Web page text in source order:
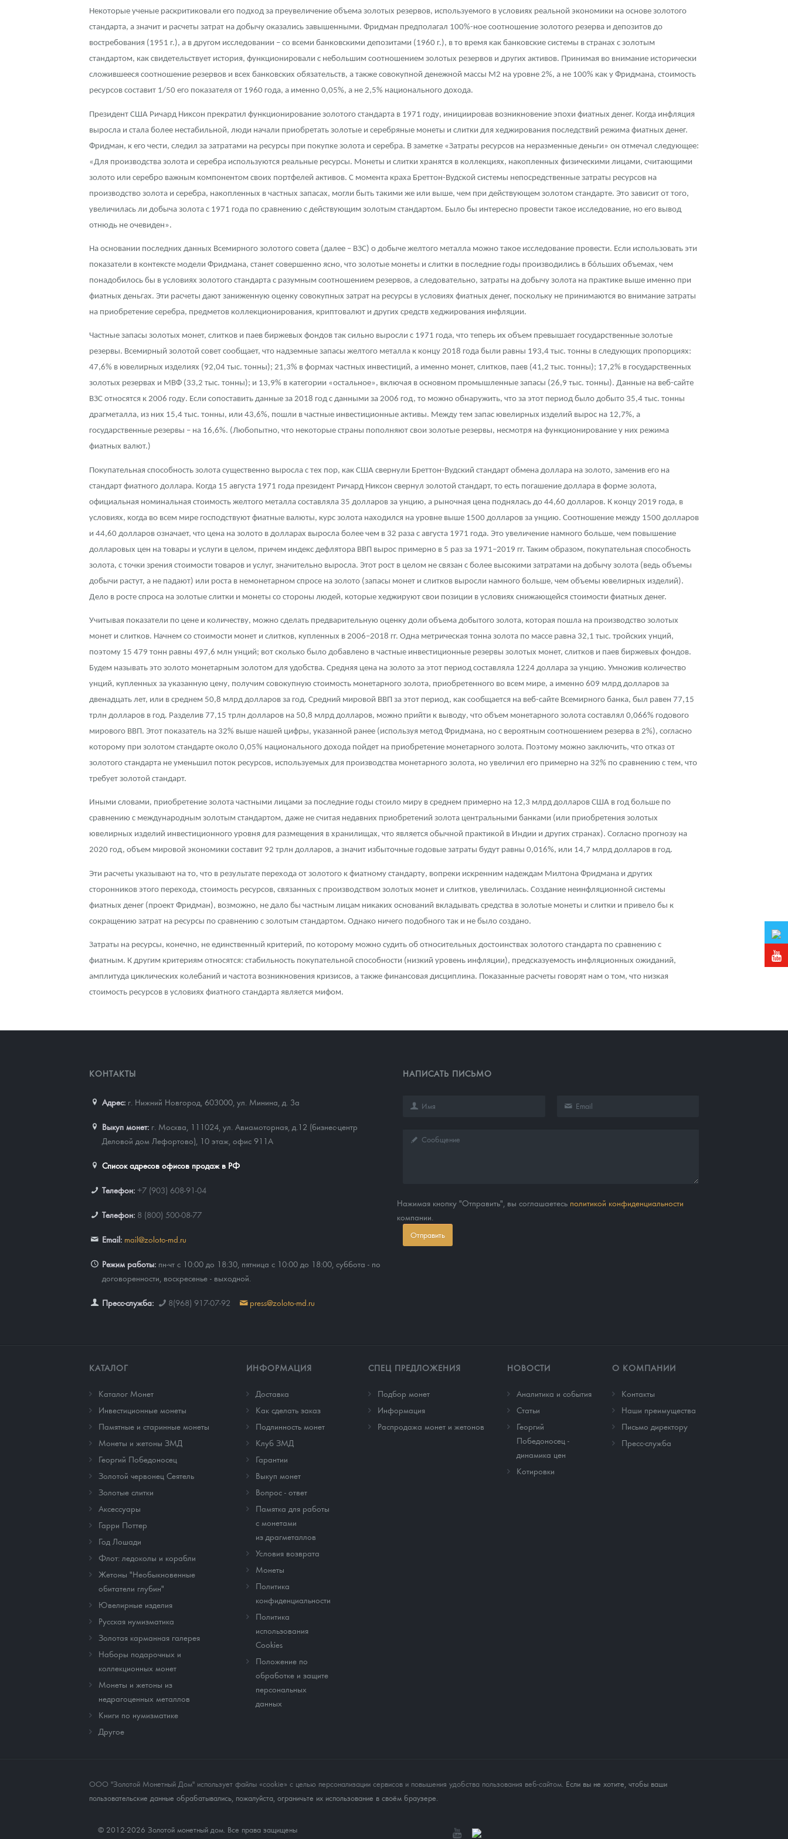
Золотой червонец Сеятель
Аксессуары
Год Лошади
Жетоны "Необыкновенные обитатели глубин"
Ювелирные изделия
Русская нумизматика
Наборы подарочных и коллекционных монет
Монеты и жетоны из недрагоценных металлов
Книги по нумизматике
Выкуп монет
Памятка для работы с монетами из драгметаллов
Монеты
Политика использования Cookies
Положение по обработке и защите персональных данных
Распродажа монет и жетонов
Итоги 2025 года. Прогноз курсов золота, серебра, платины на 2026 год
Cтатьи
Курс золота и серебра
Скупка слитков
Контакты
Наши преимущества
Пресс-служба
Некоторые ученые раскритиковали его подход за преувеличение объема золотых резервов, используемого в условиях реальной экономики на основе золотого
стандарта, а значит и расчеты затрат на добычу оказались завышенными. Фридман предполагал 100%-ное соотношение золотого резерва и депозитов до
востребования (1951 г.), а в другом исследовании – со всеми банковскими депозитами (1960 г.), в то время как банковские системы в странах с золотым
стандартом, как свидетельствует история, функционировали с небольшим соотношением золотых резервов и других активов. Принимая во внимание исторически
сложившееся соотношение резервов и всех банковских обязательств, а также совокупной денежной массы М2 на уровне 2%, а не 100% как у Фридмана, стоимость
ресурсов составит 1/50 его показателя от 1960 года, а именно 0,05%, а не 2,5% национального дохода.
Президент США Ричард Никсон прекратил функционирование золотого стандарта в 1971 году, инициировав возникновение эпохи фиатных денег. Когда инфляция
выросла и стала более нестабильной, люди начали приобретать золотые и серебряные монеты и слитки для хеджирования последствий режима фиатных денег.
Фридман, к его чести, следил за затратами на ресурсы при покупке золота и серебра. В заметке «Затраты ресурсов на неразменные деньги» он отмечал следующее:
«Для производства золота и серебра используются реальные ресурсы. Монеты и слитки хранятся в коллекциях, накопленных физическими лицами, считающими
золото или серебро важным компонентом своих портфелей активов. С момента краха Бреттон-Вудской системы непосредственные затраты ресурсов на
производство золота и серебра, накопленных в частных запасах, могли быть такими же или выше, чем при действующем золотом стандарте. Это зависит от того,
увеличилась ли добыча золота с 1971 года по сравнению с действующим золотым стандартом. Было бы интересно провести такое исследование, но его вывод
отнюдь не очевиден».
На основании последних данных Всемирного золотого совета (далее – ВЗС) о добыче желтого металла можно такое исследование провести. Если использовать эти
показатели в контексте модели Фридмана, станет совершенно ясно, что золотые монеты и слитки в последние годы производились в бóльших объемах, чем
понадобилось бы в условиях золотого стандарта с разумным соотношением резервов, а следовательно, затраты на добычу золота на практике выше именно при
фиатных деньгах. Эти расчеты дают заниженную оценку совокупных затрат на ресурсы в условиях фиатных денег, поскольку не принимаются во внимание затраты
на приобретение серебра, предметов коллекционирования, криптовалют и других средств хеджирования инфляции.
Частные запасы золотых монет, слитков и паев биржевых фондов так сильно выросли с 1971 года, что теперь их объем превышает государственные золотые
резервы. Всемирный золотой совет сообщает, что надземные запасы желтого металла к концу 2018 года были равны 193,4 тыс. тонны в следующих пропорциях:
47,6% в ювелирных изделиях (92,04 тыс. тонны); 21,3% в формах частных инвестиций, а именно монет, слитков, паев (41,2 тыс. тонны); 17,2% в государственных
золотых резервах и МВФ (33,2 тыс. тонны); и 13,9% в категории «остальное», включая в основном промышленные запасы (26,9 тыс. тонны). Данные на веб-сайте
ВЗС относятся к 2006 году. Если сопоставить данные за 2018 год с данными за 2006 год, то можно обнаружить, что за этот период было добыто 35,4 тыс. тонны
драгметалла, из них 15,4 тыс. тонны, или 43,6%, пошли в частные инвестиционные активы. Между тем запас ювелирных изделий вырос на 12,7%, а
государственные резервы – на 16,6%. (Любопытно, что некоторые страны пополняют свои золотые резервы, несмотря на функционирование у них режима
фиатных валют.)
Покупательная способность золота существенно выросла с тех пор, как США свернули Бреттон-Вудский стандарт обмена доллара на золото, заменив его на
стандарт фиатного доллара. Когда 15 августа 1971 года президент Ричард Никсон свернул золотой стандарт, то есть погашение доллара в форме золота,
официальная номинальная стоимость желтого металла составляла 35 долларов за унцию, а рыночная цена поднялась до 44,60 долларов. К концу 2019 года, в
условиях, когда во всем мире господствуют фиатные валюты, курс золота находился на уровне выше 1500 долларов за унцию. Соотношение между 1500 долларов
и 44,60 долларов означает, что цена на золото в долларах выросла более чем в 32 раза с августа 1971 года. Это увеличение намного больше, чем повышение
долларовых цен на товары и услуги в целом, причем индекс дефлятора ВВП вырос примерно в 5 раз за 1971–2019 гг. Таким образом, покупательная способность
золота, с точки зрения стоимости товаров и услуг, значительно выросла. Этот рост в целом не связан с более высокими затратами на добычу золота (ведь объемы
добычи растут, а не падают) или роста в немонетарном спросе на золото (запасы монет и слитков выросли намного больше, чем объемы ювелирных изделий).
Дело в росте спроса на золотые слитки и монеты со стороны людей, которые хеджируют свои позиции в условиях снижающейся стоимости фиатных денег.
Учитывая показатели по цене и количеству, можно сделать предварительную оценку доли объема добытого золота, которая пошла на производство золотых
монет и слитков. Начнем со стоимости монет и слитков, купленных в 2006–2018 гг. Одна метрическая тонна золота по массе равна 32,1 тыс. тройских унций,
поэтому 15 479 тонн равны 497,6 млн унций; вот сколько было добавлено в частные инвестиционные резервы золотых монет, слитков и паев биржевых фондов.
Будем называть это золото монетарным золотом для удобства. Средняя цена на золото за этот период составляла 1224 доллара за унцию. Умножив количество
унций, купленных за указанную цену, получим совокупную стоимость монетарного золота, приобретенного во всем мире, а именно 609 млрд долларов за
двенадцать лет, или в среднем 50,8 млрд долларов за год. Средний мировой ВВП за этот период, как сообщается на веб-сайте Всемирного банка, был равен 77,15
трлн долларов в год. Разделив 77,15 трлн долларов на 50,8 млрд долларов, можно прийти к выводу, что объем монетарного золота составлял 0,066% годового
мирового ВВП. Этот показатель на 32% выше нашей цифры, указанной ранее (используя метод Фридмана, но с вероятным соотношением резерва в 2%), согласно
которому при золотом стандарте около 0,05% национального дохода пойдет на приобретение монетарного золота. Поэтому можно заключить, что отказ от
золотого стандарта не уменьшил поток ресурсов, используемых для производства монетарного золота, но увеличил его примерно на 32% по сравнению с тем, что
требует золотой стандарт.
Иными словами, приобретение золота частными лицами за последние годы стоило миру в среднем примерно на 12,3 млрд долларов США в год больше по
сравнению с международным золотым стандартом, даже не считая недавних приобретений золота центральными банками (или приобретения золотых
ювелирных изделий инвестиционного уровня для размещения в хранилищах, что является обычной практикой в Индии и других странах). Согласно прогнозу на
2020 год, объем мировой экономики составит 92 трлн долларов, а значит избыточные годовые затраты будут равны 0,016%, или 14,7 млрд долларов в год.
Эти расчеты указывают на то, что в результате перехода от золотого к фиатному стандарту, вопреки искренним надеждам Милтона Фридмана и других
сторонников этого перехода, стоимость ресурсов, связанных с производством золотых монет и слитков, увеличилась. Создание неинфляционной системы
фиатных денег (проект Фридман), возможно, не дало бы частным лицам никаких оснований вкладывать средства в золотые монеты и слитки и привело бы к
сокращению затрат на ресурсы по сравнению с золотым стандартом. Однако ничего подобного так и не было создано.
Затраты на ресурсы, конечно, не единственный критерий, по которому можно судить об относительных достоинствах золотого стандарта по сравнению с
фиатным. К другим критериям относятся: стабильность покупательной способности (низкий уровень инфляции), предсказуемость инфляционных ожиданий,
амплитуда циклических колебаний и частота возникновения кризисов, а также финансовая дисциплина. Показанные расчеты говорят нам о том, что низкая
стоимость ресурсов в условиях фиатного стандарта является мифом.
КОНТАКТЫ
Адрес: г. Нижний Новгород, 603000 ул. Минина, д. 3а
Выкуп монет: г. Москва, 111024, ул. Авиамоторная, д.12 (бизнес-центр
Деловой дом Лефортово), 10 этаж, офис 911А
Список адресов офисов продаж в РФ
Телефон: +7 (903) 608-91-04
Телефон: 8 (800) 500-08-77
Email: mail@zoloto-md.ru
Режим работы: пн-чт с 10:00 до 18:30, пятница с 10:00 до 18:00, суббота - по
договоренности, воскресенье - выходной.
Пресс-служба: 8(968) 917-07-92 press@zoloto-md.ru
НАПИСАТЬ ПИСЬМО
Нажимая кнопку "Отправить", вы соглашаетесь политикой конфиденциальности
компании.
Отправить
КАТАЛОГ
Каталог Монет
Инвестиционные монеты
Памятные и старинные монеты
Монеты и жетоны ЗМД
Георгий Победоносец
Золотой червонец Сеятель
Золотые слитки
Аксессуары
Гарри Поттер
Год Лошади
Флот: ледоколы и корабли
Жетоны "Необыкновенные
обитатели глубин"
Ювелирные изделия
Русская нумизматика
Золотая карманная галерея
Наборы подарочных и
коллекционных монет
Монеты и жетоны из
недрагоценных металлов
Книги по нумизматике
Другое
ИНФОРМАЦИЯ
Доставка
Как сделать заказ
Подлинность монет
Клуб ЗМД
Гарантии
Выкуп монет
Вопрос - ответ
Памятка для работы
с монетами
из драгметаллов
Условия возврата
Монеты
Политика
конфиденциальности
Политика
использования
Cookies
Положение по
обработке и защите
персональных
данных
СПЕЦ ПРЕДЛОЖЕНИЯ
Подбор монет
Информация
Распродажа монет и жетонов
НОВОСТИ
Аналитика и события
Cтатьи
Георгий
Победоносец -
динамика цен
Котировки
О КОМПАНИИ
Контакты
Наши преимущества
Письмо директору
Пресс-служба
ООО "Золотой Монетный Дом" использует файлы «cookie» с целью персонализации сервисов и повышения удобства пользования веб-сайтом . Если вы не хотите, чтобы ваши
пользовательские данные обрабатывались, пожалуйста, ограничьте их использование в своём браузере.
© 2012-2026 Золотой монетный дом. Все права защищены